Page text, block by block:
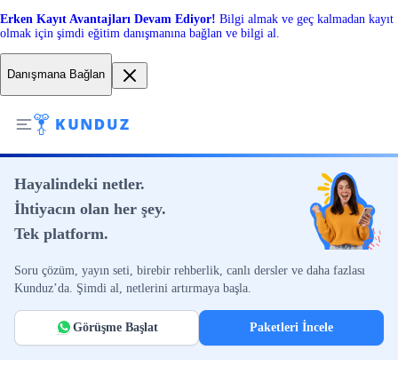
Erken Kayıt Avantajları Devam Ediyor! Bilgi almak ve geç kalmadan kayıt
olmak için şimdi eğitim danışmanına bağlan ve bilgi al.
Danışmana Bağlan
Hayalindeki netler.
İhtiyacın olan her şey.
Tek platform.
Soru çözüm, yayın seti, birebir rehberlik, canlı dersler ve daha fazlası
Kunduz’da. Şimdi al, netlerini artırmaya başla.
Görüşme Başlat Paketleri İncele